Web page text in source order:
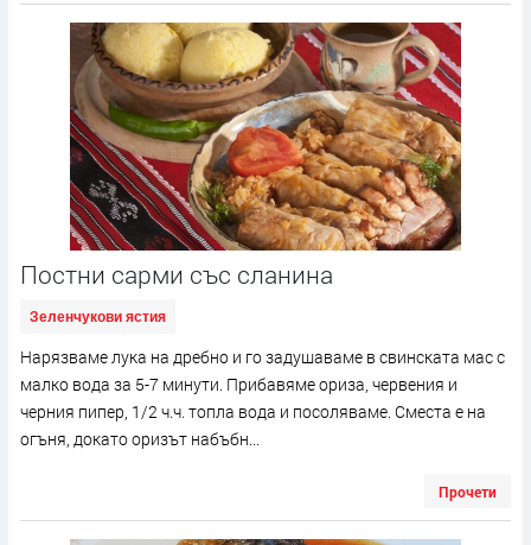
Постни сарми със сланина
Зеленчукови ястия
Нарязваме лука на дребно и го задушаваме в свинската мас с
малко вода за 5-7 минути. Прибавяме ориза, червения и
черния пипер, 1/2 ч.ч. топла вода и посоляваме. Сместа е на
огъня, докато оризът набъбн...
Прочети